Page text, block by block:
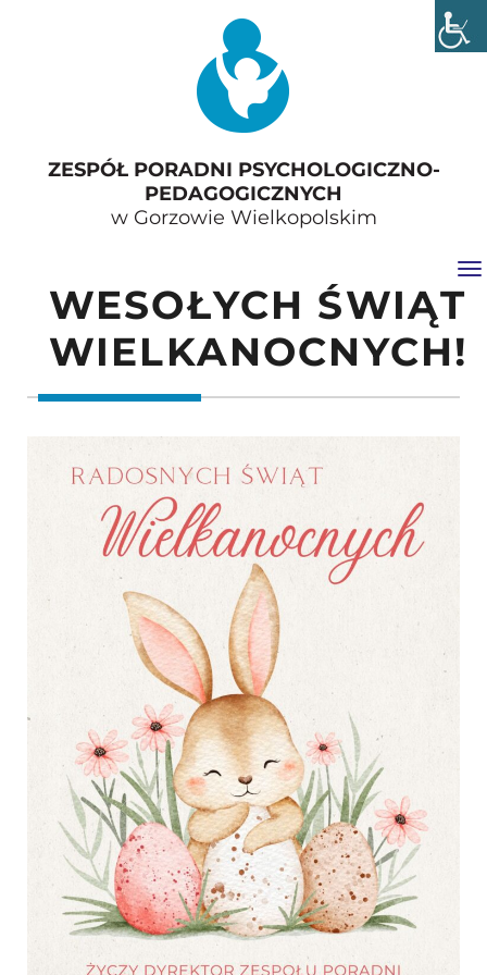
ZESPÓŁ PORADNI PSYCHOLOGICZNO-
PEDAGOGICZNYCH
w Gorzowie Wielkopolskim
WESOŁYCH ŚWIĄT
WIELKANOCNYCH!